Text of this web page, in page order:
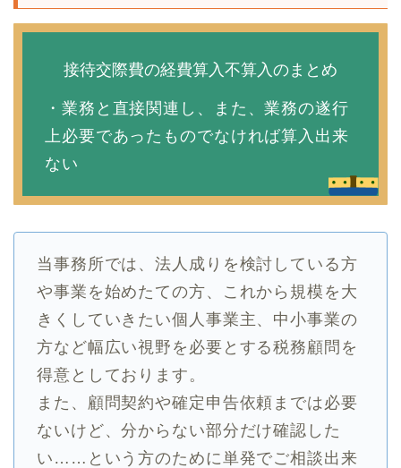
接待交際費の経費算入不算入のまとめ
・業務と直接関連し、また、業務の遂行
上必要であったものでなければ算入出来
ない
当事務所では、法人成りを検討している方
や事業を始めたての方、これから規模を大
きくしていきたい個人事業主、中小事業の
方など幅広い視野を必要とする税務顧問を
得意としております。
また、顧問契約や確定申告依頼までは必要
ないけど、分からない部分だけ確認した
い……という方のために単発でご相談出来